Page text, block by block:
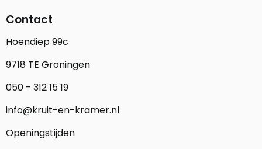
Contact
Hoendiep 99c
9718 TE Groningen
050 - 312 15 19
info@kruit-en-kramer.nl
Openingstijden